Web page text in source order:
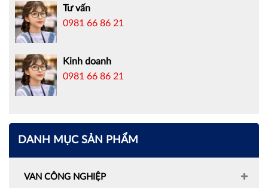
Tư vấn
0981 66 86 21
Kinh doanh
0981 66 86 21
DANH MỤC SẢN PHẨM
VAN CÔNG NGHIỆP